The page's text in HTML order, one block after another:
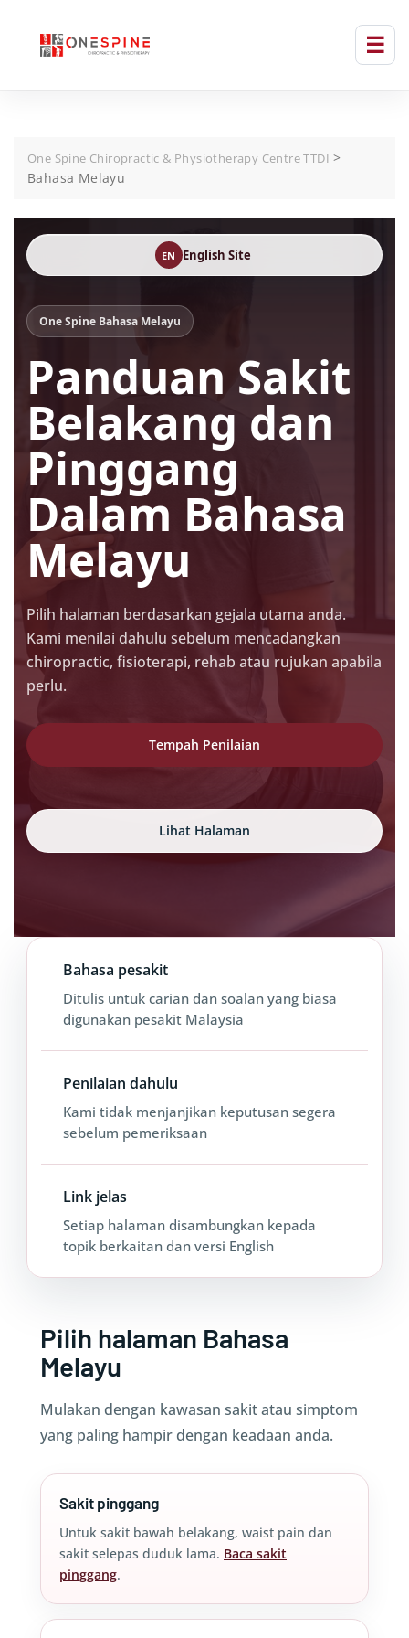
One Spine Chiropractic & Physiotherapy Centre TTDI >
Bahasa Melayu
EN English Site
One Spine Bahasa Melayu
Panduan Sakit
Belakang dan
Pinggang
Dalam Bahasa
Melayu
Pilih halaman berdasarkan gejala utama anda.
Kami menilai dahulu sebelum mencadangkan
chiropractic, fisioterapi, rehab atau rujukan apabila
perlu.
Tempah Penilaian
Lihat Halaman
Bahasa pesakit
Ditulis untuk carian dan soalan yang biasa
digunakan pesakit Malaysia
Penilaian dahulu
Kami tidak menjanjikan keputusan segera
sebelum pemeriksaan
Link jelas
Setiap halaman disambungkan kepada
topik berkaitan dan versi English
Pilih halaman Bahasa
Melayu
Mulakan dengan kawasan sakit atau simptom
yang paling hampir dengan keadaan anda.
Sakit pinggang
Untuk sakit bawah belakang, waist pain dan
sakit selepas duduk lama. Baca sakit
pinggang.